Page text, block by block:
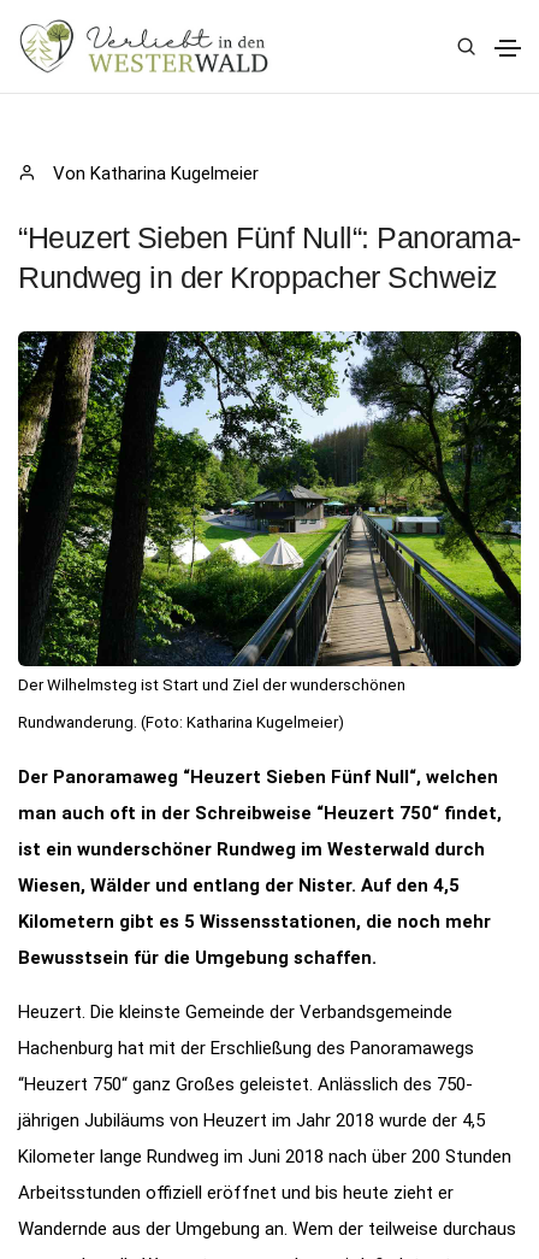
Von Katharina Kugelmeier
“Heuzert Sieben Fünf Null“: Panorama-
Rundweg in der Kroppacher Schweiz
Der Wilhelmsteg ist Start und Ziel der wunderschönen
Rundwanderung. (Foto: Katharina Kugelmeier)
Der Panoramaweg “Heuzert Sieben Fünf Null“, welchen
man auch oft in der Schreibweise “Heuzert 750“ findet,
ist ein wunderschöner Rundweg im Westerwald durch
Wiesen, Wälder und entlang der Nister. Auf den 4,5
Kilometern gibt es 5 Wissensstationen, die noch mehr
Bewusstsein für die Umgebung schaffen.
Heuzert. Die kleinste Gemeinde der Verbandsgemeinde
Hachenburg hat mit der Erschließung des Panoramawegs
“Heuzert 750“ ganz Großes geleistet. Anlässlich des 750-
jährigen Jubiläums von Heuzert im Jahr 2018 wurde der 4,5
Kilometer lange Rundweg im Juni 2018 nach über 200 Stunden
Arbeitsstunden offiziell eröffnet und bis heute zieht er
Wandernde aus der Umgebung an. Wem der teilweise durchaus